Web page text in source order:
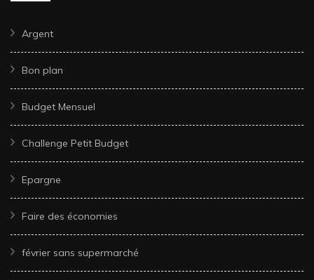
Argent
Bon plan
Budget Mensuel
Challenge Petit Budget
Epargne
Faire des économies
février sans supermarché